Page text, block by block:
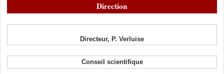
Direction
Directeur, P. Verluise
Conseil scientifique